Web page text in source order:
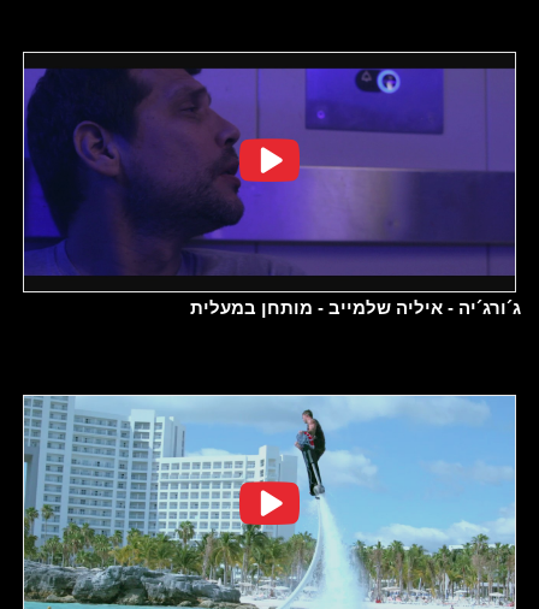
ג´ורג´יה - איליה שלמייב - מותחן במעלית